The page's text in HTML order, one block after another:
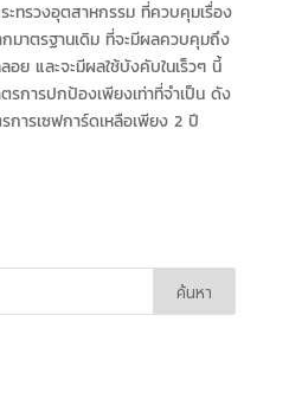
ทรวงอุตสาหกรรม ที่ควบคุมเรื่อง
กมาตรฐานเดิม ที่จะมีผลควบคุมถึง
ย และจะมีผลใช้บังคับในเร็วๆ นี้
รการปกป้องเพียงเท่าที่จำเป็น ดัง
การเซฟการ์ดเหลือเพียง 2 ปี